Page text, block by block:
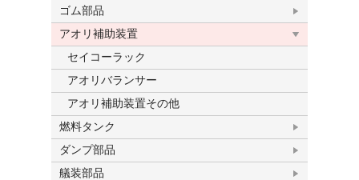
ゴム部品
アオリ補助装置
セイコーラック
アオリバランサー
アオリ補助装置その他
燃料タンク
ダンプ部品
艤装部品